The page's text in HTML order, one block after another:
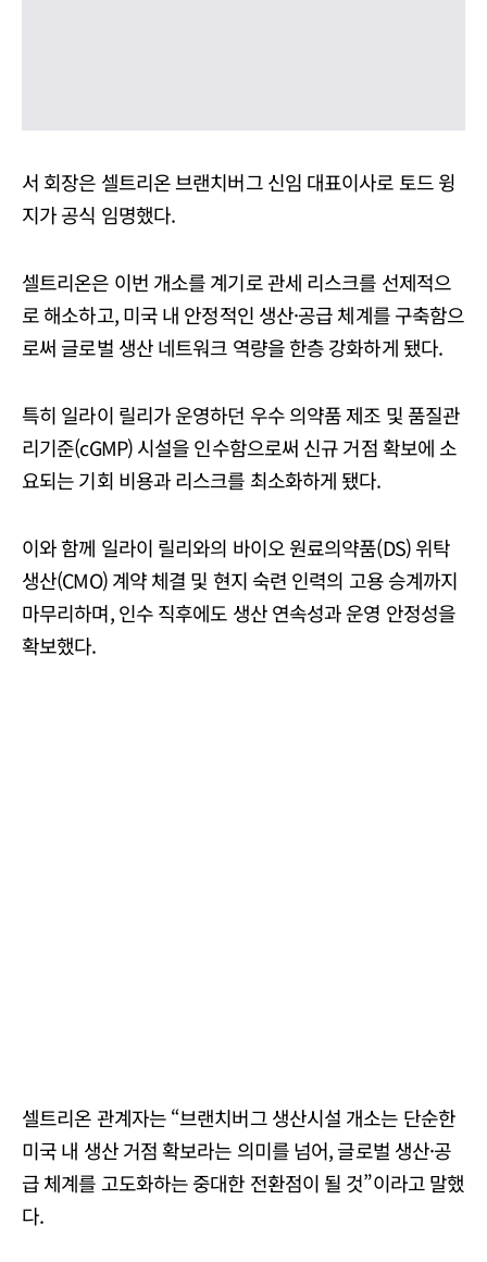
서 회장은 셀트리온 브랜치버그 신임 대표이사로 토드 윙
지가 공식 임명했다.
셀트리온은 이번 개소를 계기로 관세 리스크를 선제적으
로 해소하고, 미국 내 안정적인 생산·공급 체계를 구축함으
로써 글로벌 생산 네트워크 역량을 한층 강화하게 됐다.
특히 일라이 릴리가 운영하던 우수 의약품 제조 및 품질관
리기준(cGMP) 시설을 인수함으로써 신규 거점 확보에 소
요되는 기회 비용과 리스크를 최소화하게 됐다.
이와 함께 일라이 릴리와의 바이오 원료의약품(DS) 위탁
생산(CMO) 계약 체결 및 현지 숙련 인력의 고용 승계까지
마무리하며, 인수 직후에도 생산 연속성과 운영 안정성을
확보했다.
셀트리온 관계자는 “브랜치버그 생산시설 개소는 단순한
미국 내 생산 거점 확보라는 의미를 넘어, 글로벌 생산·공
급 체계를 고도화하는 중대한 전환점이 될 것”이라고 말했
다.